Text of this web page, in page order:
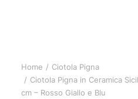
Home
Ciotola Pigna
Ciotola Pigna in Ceramica
cm – Rosso Giallo e Blu